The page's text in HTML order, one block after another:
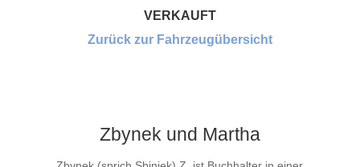
VERKAUFT
Zurück zur Fahrzeugübersicht
Zbynek und Martha